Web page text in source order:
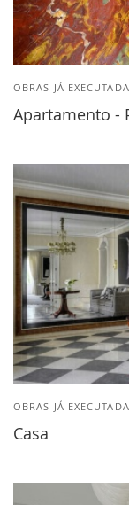
OBRAS JÁ
Apartamento -
OBRAS JÁ
Casa